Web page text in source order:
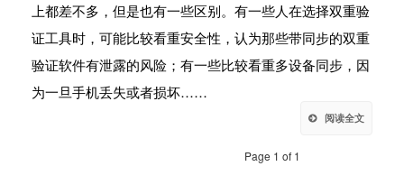
上都差不多，但是也有一些区别。有一些人在选择双重验
证工具时，可能比较看重安全性，认为那些带同步的双重
验证软件有泄露的风险；有一些比较看重多设备同步，因
为一旦手机丢失或者损坏……
阅读全文
Page 1 of 1